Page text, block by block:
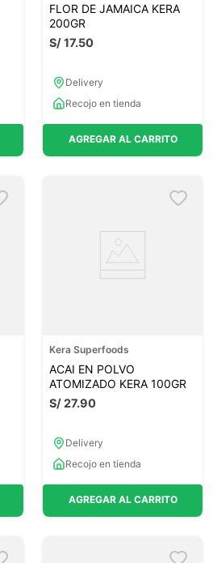
FLOR DE JAMAICA KERA
200GR
S/17.50
Delivery
Recojo en tienda
AGREGAR AL CARRITO
Kera Superfoods
ACAI EN POLVO
ATOMIZADO KERA 100GR
S/27.90
Delivery
Recojo en tienda
AGREGAR AL CARRITO